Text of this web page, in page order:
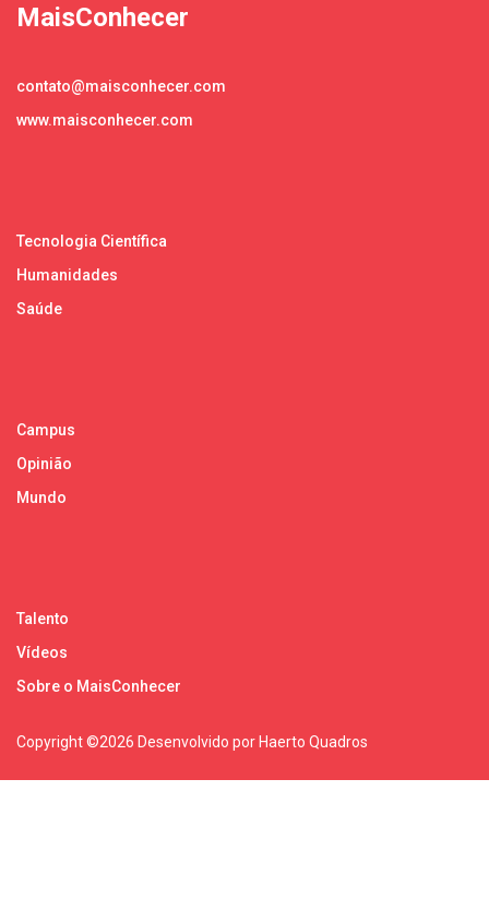
MaisConhecer
contato@maisconhecer.com
www.maisconhecer.com
Tecnologia Científica
Humanidades
Saúde
Campus
Opinião
Mundo
Talento
Vídeos
Sobre o MaisConhecer
Copyright ©2026 Desenvolvido por Haerto Quadros